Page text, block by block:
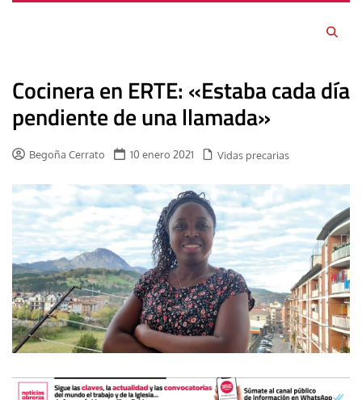
Cocinera en ERTE: «Estaba cada día
pendiente de una llamada»
Begoña Cerrato 10 enero 2021 Vidas precarias